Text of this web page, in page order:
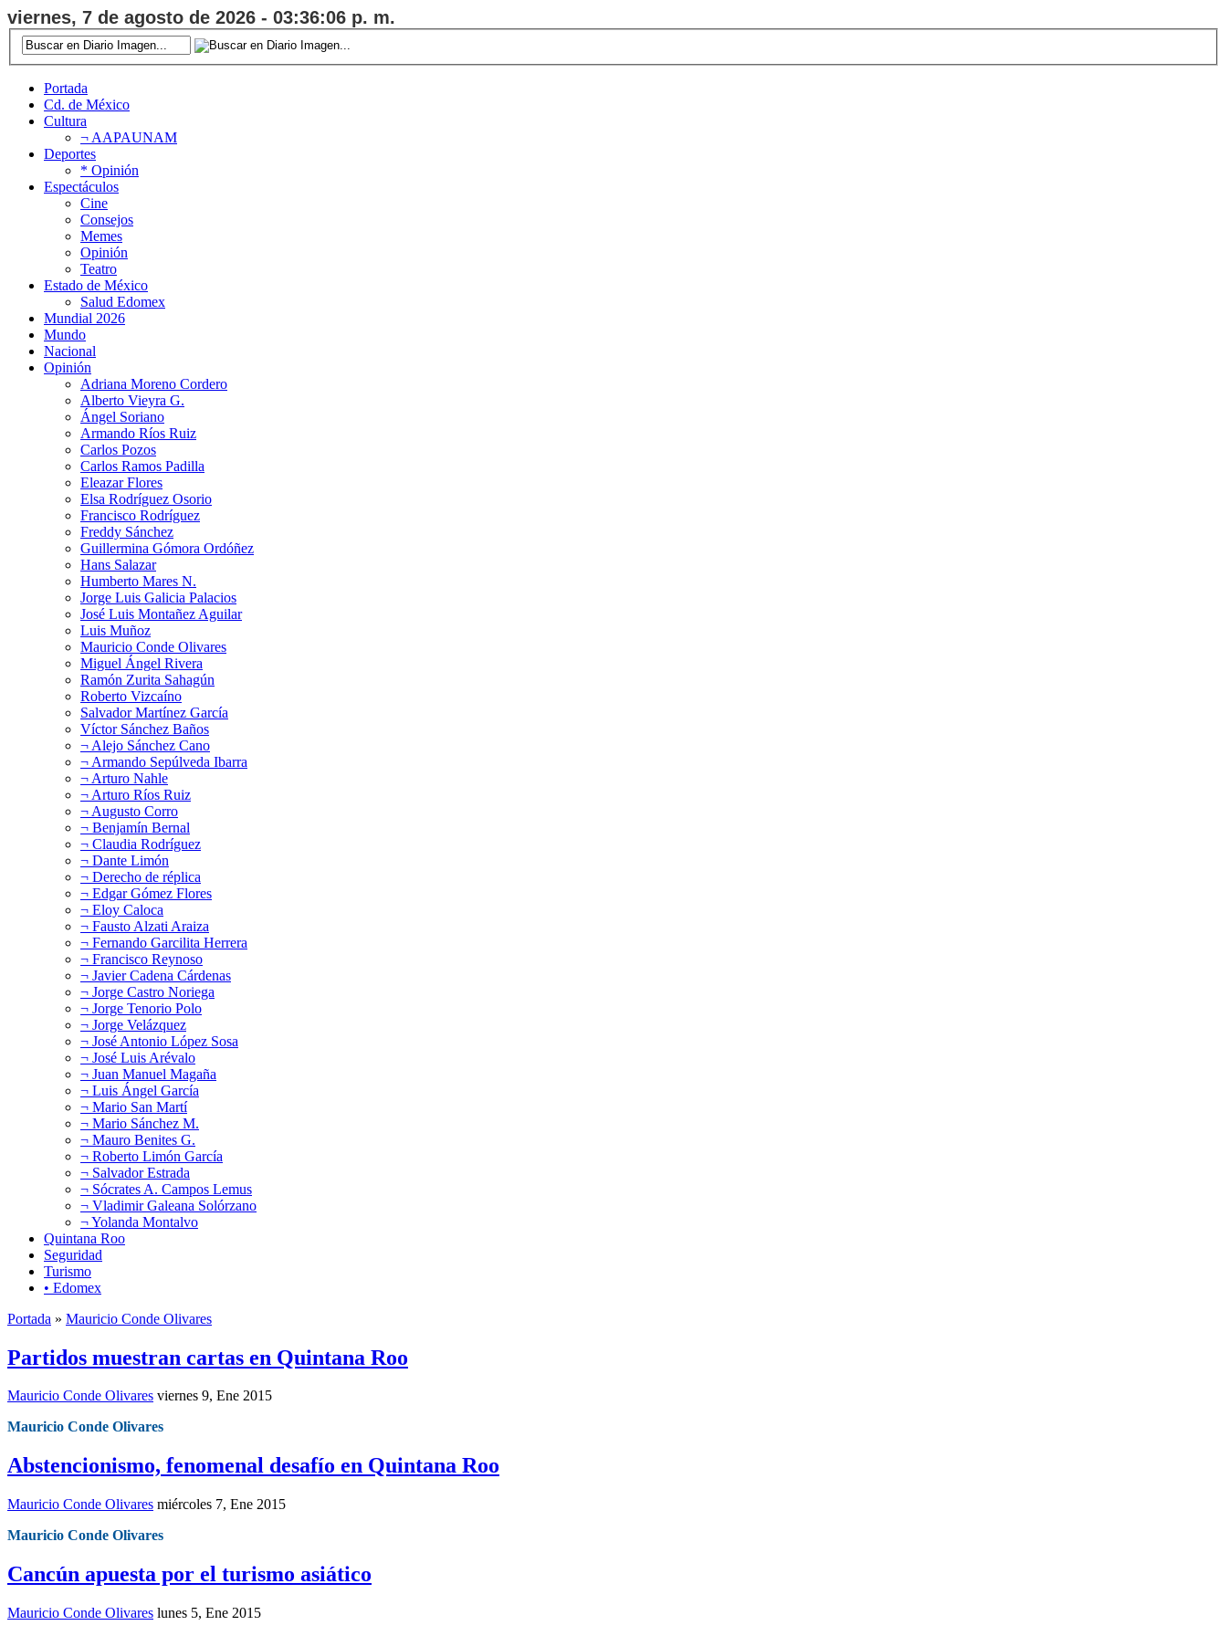
viernes, 7 de agosto de 2026 - 03:36:06 p. m.
Portada
Cd. de México
Cultura
¬ AAPAUNAM
Deportes
* Opinión
Espectáculos
Cine
Consejos
Memes
Opinión
Teatro
Estado de México
Salud Edomex
Mundial 2026
Mundo
Nacional
Opinión
Adriana Moreno Cordero
Alberto Vieyra G.
Ángel Soriano
Armando Ríos Ruiz
Carlos Pozos
Carlos Ramos Padilla
Eleazar Flores
Elsa Rodríguez Osorio
Francisco Rodríguez
Freddy Sánchez
Guillermina Gómora Ordóñez
Hans Salazar
Humberto Mares N.
Jorge Luis Galicia Palacios
José Luis Montañez Aguilar
Luis Muñoz
Mauricio Conde Olivares
Miguel Ángel Rivera
Ramón Zurita Sahagún
Roberto Vizcaíno
Salvador Martínez García
Víctor Sánchez Baños
¬ Alejo Sánchez Cano
¬ Armando Sepúlveda Ibarra
¬ Arturo Nahle
¬ Arturo Ríos Ruiz
¬ Augusto Corro
¬ Benjamín Bernal
¬ Claudia Rodríguez
¬ Dante Limón
¬ Derecho de réplica
¬ Edgar Gómez Flores
¬ Eloy Caloca
¬ Fausto Alzati Araiza
¬ Fernando Garcilita Herrera
¬ Francisco Reynoso
¬ Javier Cadena Cárdenas
¬ Jorge Castro Noriega
¬ Jorge Tenorio Polo
¬ Jorge Velázquez
¬ José Antonio López Sosa
¬ José Luis Arévalo
¬ Juan Manuel Magaña
¬ Luis Ángel García
¬ Mario San Martí
¬ Mario Sánchez M.
¬ Mauro Benites G.
¬ Roberto Limón García
¬ Salvador Estrada
¬ Sócrates A. Campos Lemus
¬ Vladimir Galeana Solórzano
¬ Yolanda Montalvo
Quintana Roo
Seguridad
Turismo
• Edomex
Portada » Mauricio Conde Olivares
Partidos muestran cartas en Quintana Roo
Mauricio Conde Olivares viernes 9, Ene 2015
Mauricio Conde Olivares
Abstencionismo, fenomenal desafío en Quintana Roo
Mauricio Conde Olivares miércoles 7, Ene 2015
Mauricio Conde Olivares
Cancún apuesta por el turismo asiático
Mauricio Conde Olivares lunes 5, Ene 2015